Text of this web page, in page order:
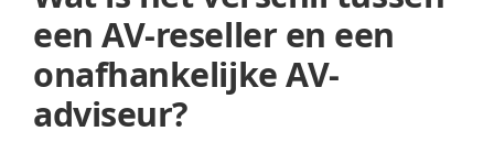
een AV-reseller en een
onafhankelijke AV-
adviseur?